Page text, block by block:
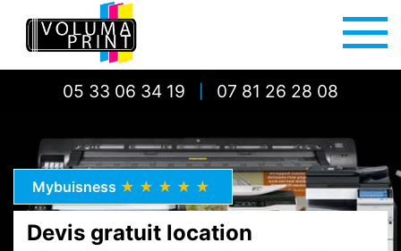
05 33 06 34 19 07 81 26 28 08
Mybuisness ★★★★★
Devis gratuit location